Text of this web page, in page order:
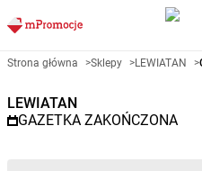
Gazetka
Strona główna >Sklepy >LEWIATAN >
LEWIATAN
GAZETKA ZAKOŃCZONA